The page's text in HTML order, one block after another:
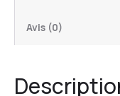
Avis (0)